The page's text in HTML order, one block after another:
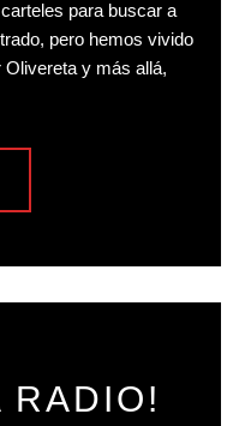
para buscar a
pero hemos vivido
y más allá,
RADIO!